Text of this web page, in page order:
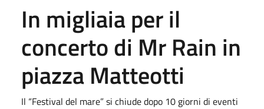
In migliaia per il
concerto di Mr Rain in
piazza Matteotti
Il “Festival del mare” si chiude dopo 10 giorni di eventi